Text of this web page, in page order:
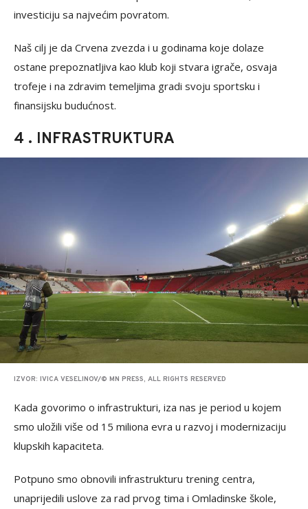
investiciju sa najvećim povratom.
Naš cilj je da Crvena zvezda i u godinama koje dolaze
ostane prepoznatljiva kao klub koji stvara igrače, osvaja
trofeje i na zdravim temeljima gradi svoju sportsku i
finansijsku budućnost.
4 . INFRASTRUKTURA
IZVOR: IVICA VESELINOV/© MN PRESS, ALL RIGHTS RESERVED
Kada govorimo o infrastrukturi, iza nas je period u kojem
smo uložili više od 15 miliona evra u razvoj i modernizaciju
klupskih kapaciteta.
Potpuno smo obnovili infrastrukturu trening centra,
unaprijedili uslove za rad prvog tima i Omladinske škole,